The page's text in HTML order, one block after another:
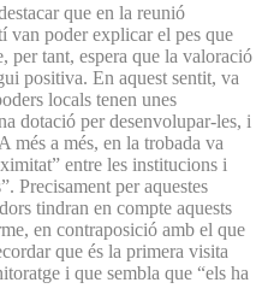
que en la reunió
van poder explicar el pes que
per tant, espera que la valoració
positiva. En aquest sentit, va
locals tenen unes
dotació per desenvolupar-les, i
més a més, en la trobada va
entre les institucions i
Precisament per aquestes
tindran en compte aquests
en contraposició amb el que
que és la primera visita
i que sembla que “els ha